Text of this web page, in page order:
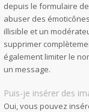
depuis le formulaire
abuser des
illisible et un
supprimer
également limiter le
un message.
Puis-je insérer des
Oui, vous pouvez